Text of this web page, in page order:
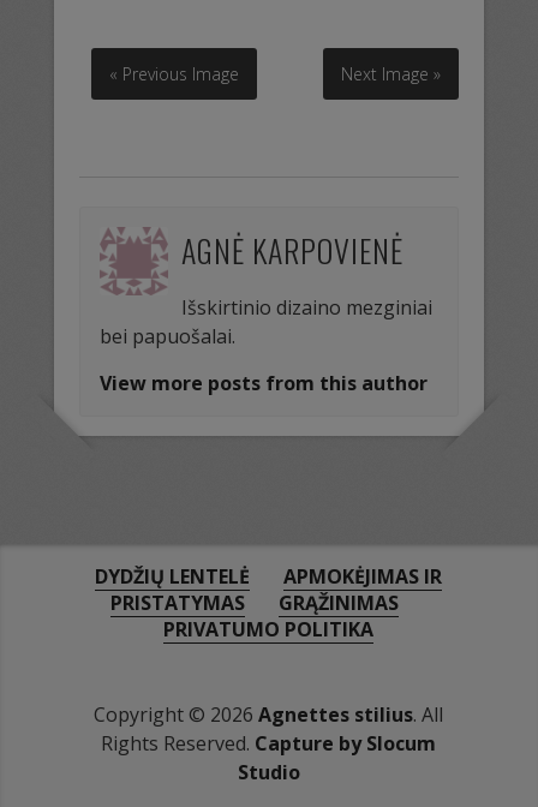
« Previous Image Next Image »
AGNĖ KARPOVIENĖ
Išskirtinio dizaino mezginiai
bei papuošalai.
View more posts from this author
DYDŽIŲ LENTELĖ
APMOKĖJIMAS IR
PRISTATYMAS
GRĄŽINIMAS
PRIVATUMO POLITIKA
Copyright © 2026Agnettes stilius. All
Rights Reserved. Capture by Slocum
Studio